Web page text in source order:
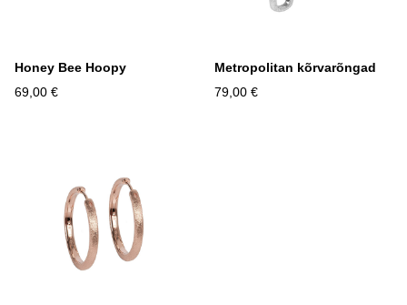
Honey Bee Hoopy
69,00 €
Metropolitan kõrvarõngad
79,00 €